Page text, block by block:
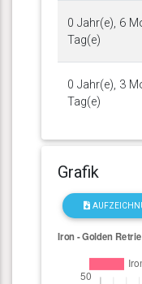
0 Jahr(e), 6
Tag(e)
0 Jahr(e), 3
Tag(e)
Grafik